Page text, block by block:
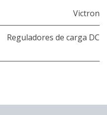
Victron
Reguladores de carga DC